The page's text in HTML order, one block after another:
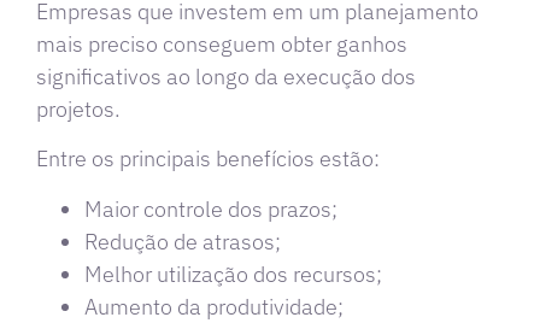
Empresas que investem em um planejamento
mais preciso conseguem obter ganhos
significativos ao longo da execução dos
projetos.
Entre os principais benefícios estão:
Maior controle dos prazos;
Redução de atrasos;
Melhor utilização dos recursos;
Aumento da produtividade;